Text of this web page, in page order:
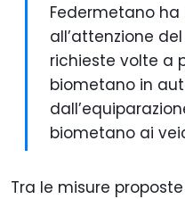
Federmetano
all’attenzione
richieste volte a
biometano in
biometano ai
Tra le misure